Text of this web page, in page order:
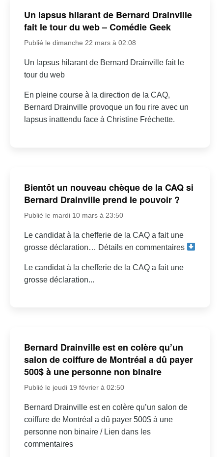
Un lapsus hilarant de Bernard Drainville
fait le tour du web – Comédie Geek
Publié le dimanche 22 mars à 02:08
Un lapsus hilarant de Bernard Drainville fait le
tour du web
En pleine course à la direction de la CAQ,
Bernard Drainville provoque un fou rire avec un
lapsus inattendu face à Christine Fréchette.
Bientôt un nouveau chèque de la CAQ si
Bernard Drainville prend le pouvoir ?
Publié le mardi 10 mars à 23:50
Le candidat à la chefferie de la CAQ a fait une
grosse déclaration… Détails en commentaires
Le candidat à la chefferie de la CAQ a fait une
grosse déclaration...
Bernard Drainville est en colère qu’un
salon de coiffure de Montréal a dû payer
500$ à une personne non binaire
Publié le jeudi 19 février à 02:50
Bernard Drainville est en colère qu’un salon de
coiffure de Montréal a dû payer 500$ à une
personne non binaire / Lien dans les
commentaires